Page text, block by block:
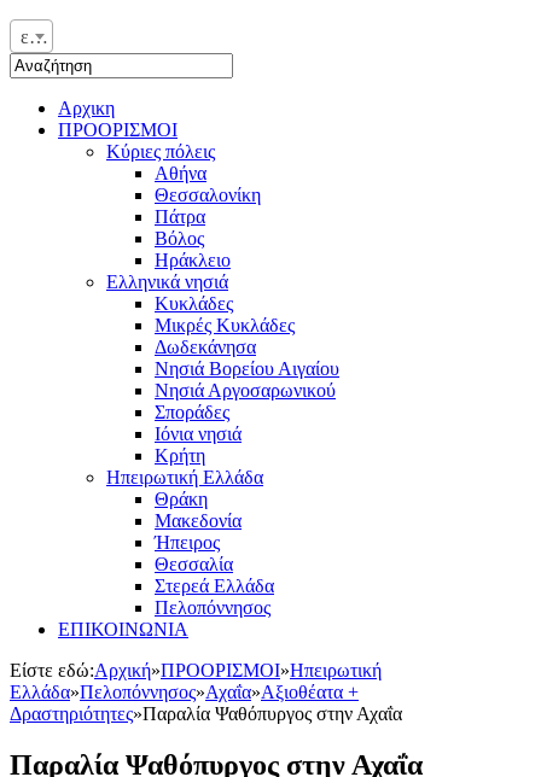
ελ
Αρχικη
ΠΡΟΟΡΙΣΜΟΙ
Κύριες πόλεις
Αθήνα
Θεσσαλονίκη
Πάτρα
Βόλος
Ηράκλειο
Ελληνικά νησιά
Κυκλάδες
Μικρές Κυκλάδες
Δωδεκάνησα
Νησιά Βορείου Αιγαίου
Νησιά Αργοσαρωνικού
Σποράδες
Ιόνια νησιά
Κρήτη
Ηπειρωτική Ελλάδα
Θράκη
Μακεδονία
Ήπειρος
Θεσσαλία
Στερεά Ελλάδα
Πελοπόννησος
ΕΠΙΚΟΙΝΩΝΙΑ
Είστε εδώ:Αρχική»ΠΡΟΟΡΙΣΜΟΙ»Ηπειρωτική
Ελλάδα»Πελοπόννησος»Αχαΐα»Αξιοθέατα +
Δραστηριότητες»Παραλία Ψαθόπυργος στην Αχαΐα
Παραλία Ψαθόπυργος στην Αχαΐα